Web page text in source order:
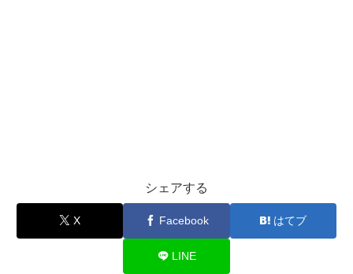
シェアする
X Facebook はてブ
LINE